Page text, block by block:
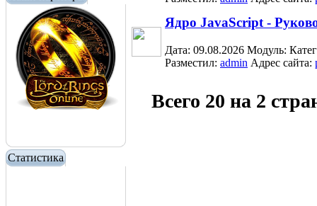
Статистика
Ядро JavaScript -
Дата: 09.08.2026 Модуль:
Разместил: admin Адрес сайта:
Всего 20 на 2